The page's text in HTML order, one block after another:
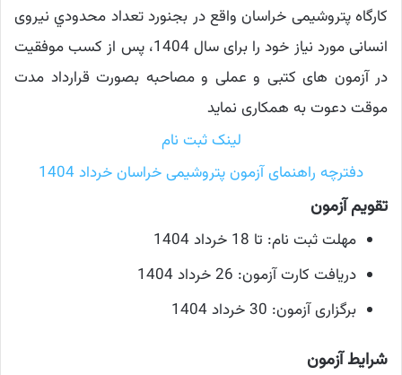
كارگاه پتروشیمی خراسان واقع در بجنورد تعداد محدودي نیروی
انسانی مورد نیاز خود را برای سال 1404، پس از کسب موفقیت
در آزمون های کتبی و عملی و مصاحبه بصورت قرارداد مدت
موقت دعوت به همكاری نمايد
لینک ثبت نام
دفترچه راهنمای آزمون پتروشیمی خراسان خرداد 1404
تقویم آزمون
مهلت ثبت نام: تا 18 خرداد 1404
دریافت کارت آزمون: 26 خرداد 1404
برگزاری آزمون: 30 خرداد 1404
شرایط آزمون